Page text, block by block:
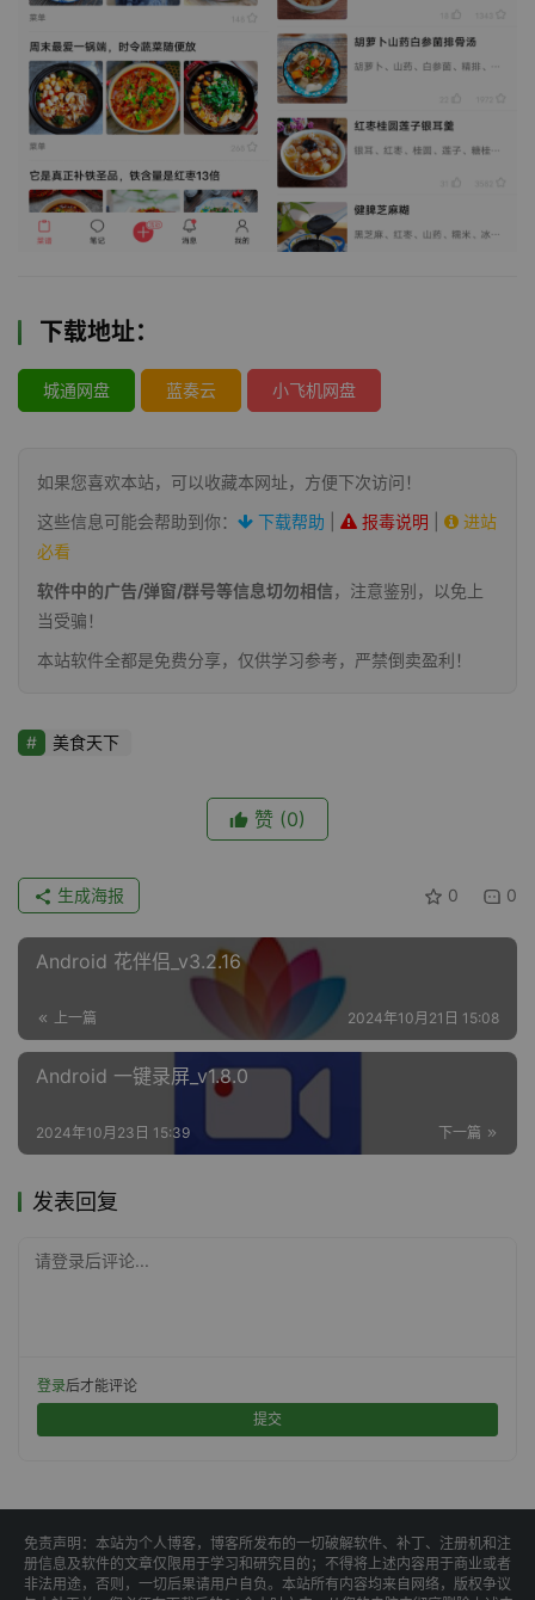
下载地址：
城通网盘 蓝奏云 小飞机网盘
如果您喜欢本站，可以收藏本网址，方便下次访问！
这些信息可能会帮助到你：
下载帮助 报毒说明
进站
必看
软件中的广告/弹窗/群号等信息切勿相信，注意鉴别，以免上
当受骗！
本站软件全都是免费分享，仅供学习参考，严禁倒卖盈利！
美食天下
赞 (0)
0 0
生成海报
Android 花伴侣_v3.2.16
上一篇 2024年10月21日 15:08
Android 一键录屏_v1.8.0
下一篇
2024年10月23日 15:39
发表回复
请登录后评论...
登录后才能评论
提交
免责声明：本站为个人博客，博客所发布的一切破解软件、补丁、注册机和注
册信息及软件的文章仅限用于学习和研究目的；不得将上述内容用于商业或者
非法用途，否则，一切后果请用户自负。本站所有内容均来自网络，版权争议